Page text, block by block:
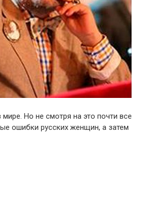
Но не смотря на это почти все
ошибки русских женщин, а затем